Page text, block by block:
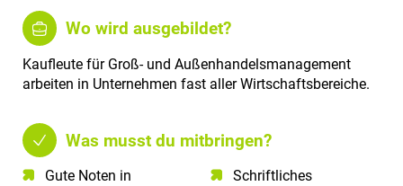
Wo wird ausgebildet?
Kaufleute für Groß- und Außenhandelsmanagement
arbeiten in Unternehmen fast aller Wirtschaftsbereiche.
Was musst du mitbringen?
Gute Noten in
Schriftliches